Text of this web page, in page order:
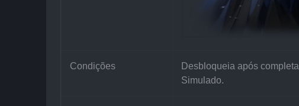
Condições
Desbloqueia após
Simulado.